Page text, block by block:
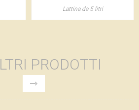
Lattina da 5 litri
PRODOTTI